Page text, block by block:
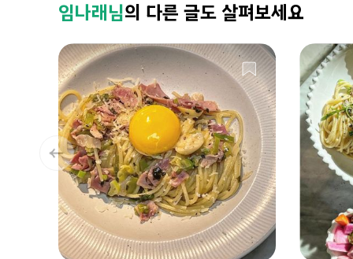
임나래님의 다른 글도 살펴보세요